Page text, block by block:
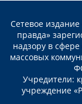
Сетевое
правда»
надзору в
массовых
Учредители:
учреждение